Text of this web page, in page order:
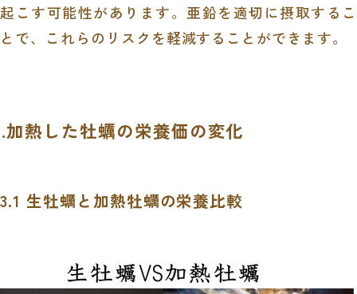
起こす可能性があります。亜鉛を適切に摂取するこ
とで、これらのリスクを軽減することができます。
加熱した牡蠣の栄養価の変化
3.1 生牡蠣と加熱牡蠣の栄養比較